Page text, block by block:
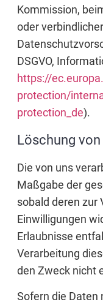
Kommission,
oder
DSGVO,
https://
protection/
protection_de).
Löschung von
Die von uns
Maßgabe der
sobald deren zur
Einwilligungen
Erlaubnisse
Verarbeitung
den Zweck nicht
Sofern die Daten